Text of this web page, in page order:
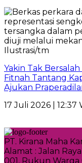
Yakin Tak
Fitnah Tantang
Ajukan
17 Juli 2026 | 12:37
PT. Kirana Maha
Alamat : Jalan
001, Rukun